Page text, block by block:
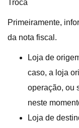
Troca
Primeiramente,
da nota fiscal.
Loja de
caso, a loja
operação, ou
neste
Loja de